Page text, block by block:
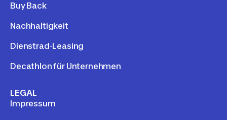
Buy Back
Nachhaltigkeit
Dienstrad-Leasing
Decathlon für Unternehmen
LEGAL
Impressum